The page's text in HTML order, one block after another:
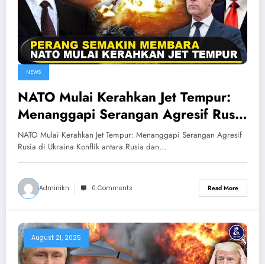
NEWS
NATO Mulai Kerahkan Jet Tempur:
Menanggapi Serangan Agresif Rusia
di Ukraina
NATO Mulai Kerahkan Jet Tempur: Menanggapi Serangan Agresif
Rusia di Ukraina Konflik antara Rusia dan…
Adminikn 0 Comments Read More
August 21, 2025